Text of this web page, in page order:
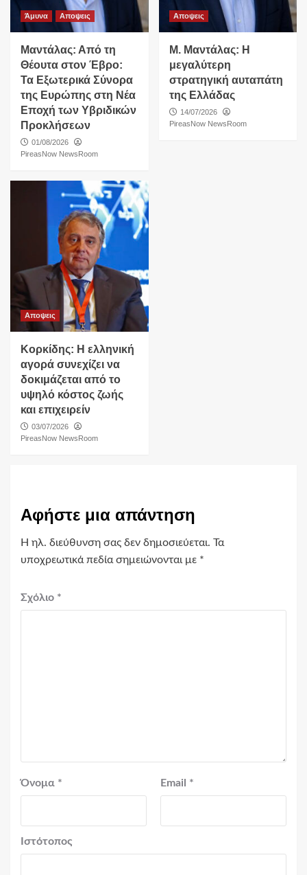
Άμυνα Αποψεις
Μαντάλας: Από τη
Θέουτα στον Έβρο:
Τα Εξωτερικά Σύνορα
της Ευρώπης στη Νέα
Εποχή των Υβριδικών
Προκλήσεων
01/08/2026
PireasNow NewsRoom
Αποψεις
Μ. Μαντάλας: Η
μεγαλύτερη
στρατηγική αυταπάτη
της Ελλάδας
14/07/2026
PireasNow NewsRoom
Αποψεις
Κορκίδης: Η ελληνική
αγορά συνεχίζει να
δοκιμάζεται από το
υψηλό κόστος ζωής
και επιχειρείν
03/07/2026
PireasNow NewsRoom
Αφήστε μια απάντηση
Η ηλ. διεύθυνση σας δεν δημοσιεύεται. Τα
υποχρεωτικά πεδία σημειώνονται με *
Σχόλιο *
Όνομα * Email *
Ιστότοπος